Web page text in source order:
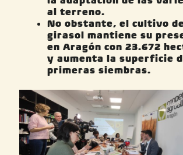
al terreno.
No obstante, el cultivo
girasol mantiene su
en Aragón con 23.672
y aumenta la superficie
primeras siembras.